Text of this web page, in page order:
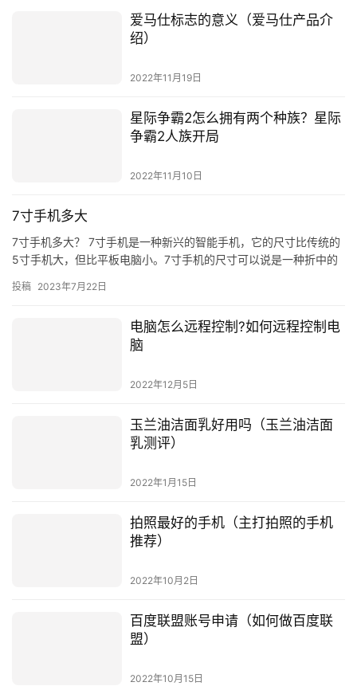
爱马仕标志的意义（爱马仕产品介
绍）
2022年11月19日
星际争霸2怎么拥有两个种族？星际
争霸2人族开局
2022年11月10日
7寸手机多大
7寸手机多大？ 7寸手机是一种新兴的智能手机，它的尺寸比传统的
5寸手机大，但比平板电脑小。7寸手机的尺寸可以说是一种折中的
投稿 2023年7月22日
电脑怎么远程控制?如何远程控制电
脑
2022年12月5日
玉兰油洁面乳好用吗（玉兰油洁面
乳测评）
2022年1月15日
拍照最好的手机（主打拍照的手机
推荐）
2022年10月2日
百度联盟账号申请（如何做百度联
盟）
2022年10月15日